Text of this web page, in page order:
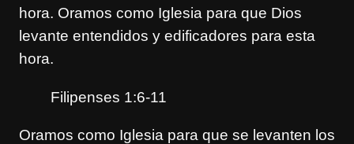
hora. Oramos como Iglesia para que Dios
levante entendidos y edificadores para esta
hora.
Filipenses 1:6-11
Oramos como Iglesia para que se levanten los